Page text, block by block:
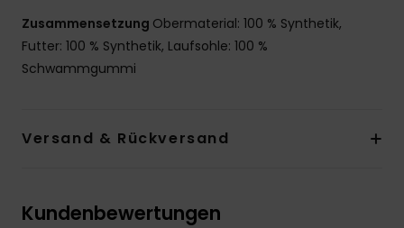
Zusammensetzung Obermaterial: 100 % Synthetik,
Futter: 100 % Synthetik, Laufsohle: 100 %
Schwammgummi
Versand & Rückversand
Kundenbewertungen